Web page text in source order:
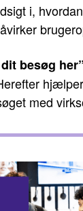
i,
besøg
med